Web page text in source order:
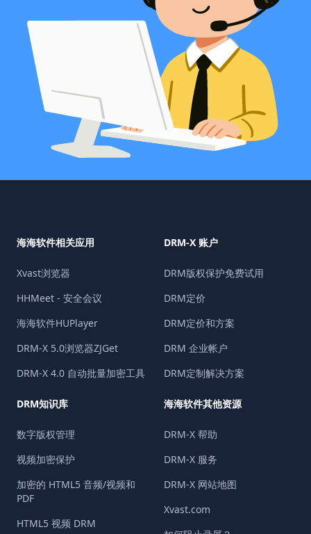
海海软件相关应用
Xvast浏览器
HHMeet - 安全会议
海海软件HUPlayer
DRM-X 5.0浏览器ZJGet
DRM-X 4.0 自动批量加密工具
DRM-X 账户
DRM版权保护免费试用
DRM定价
DRM定价和方案
DRM 企业帐户
DRM定制解决方案
DRM知识库
数字版权管理
视频加密保护
加密的 HTML5 音频/视频和
PDF
HTML5 视频 DRM
海海软件其他资源
DRM-X 帮助
DRM-X 服务
DRM-X 网站地图
Xvast.com